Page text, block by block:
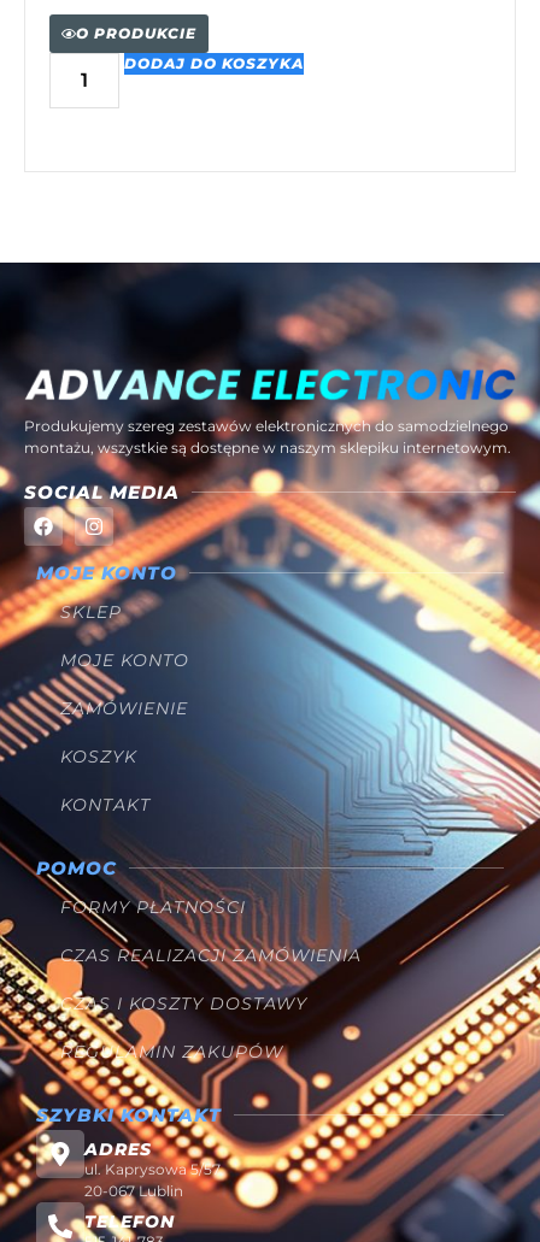
O PRODUKCIE
DODAJ DO KOSZYKA
Produkujemy szereg zestawów elektronicznych do samodzielnego
montażu, wszystkie są dostępne w naszym sklepiku internetowym.
SOCIAL MEDIA
MOJE KONTO
SKLEP
MOJE KONTO
ZAMÓWIENIE
KOSZYK
KONTAKT
POMOC
FORMY PŁATNOŚCI
CZAS REALIZACJI ZAMÓWIENIA
CZAS I KOSZTY DOSTAWY
REGULAMIN ZAKUPÓW
SZYBKI KONTAKT
ADRES
ul. Kaprysowa 5/57
20-067 Lublin
TELEFON